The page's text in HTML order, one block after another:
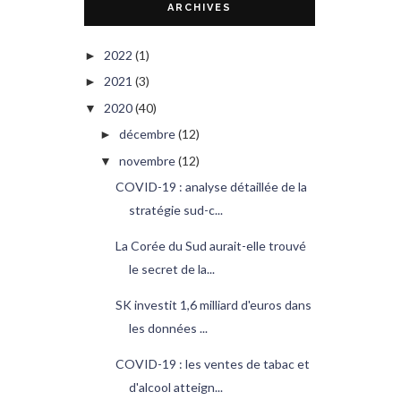
ARCHIVES
► 2022 (1)
► 2021 (3)
▼ 2020(40)
► décembre(12)
▼ novembre(12)
COVID-19 : analyse détaillée de la
stratégie sud-c...
La Corée du Sud aurait-elle trouvé
le secret de la...
SK investit 1,6 milliard d'euros dans
les données ...
COVID-19 : les ventes de tabac et
d'alcool atteign...